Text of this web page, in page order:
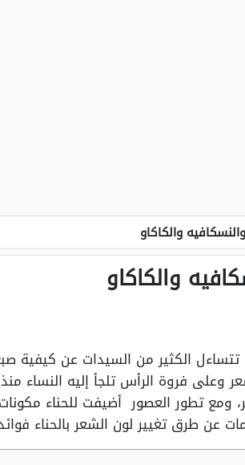
والكاكاو
والكاكاو
تتساءل الكثير من السيدات عن كيفية
وعلى فروة الرأس تلجأ إليه النساء
تطور العصور أضيفت للحناء مكونات
عن طرق تغيير لون الشعر بالحناء